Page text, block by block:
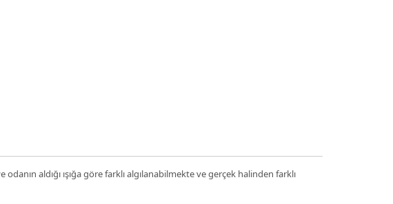
aldığı ışığa göre farklı algılanabilmekte ve gerçek halinden farklı